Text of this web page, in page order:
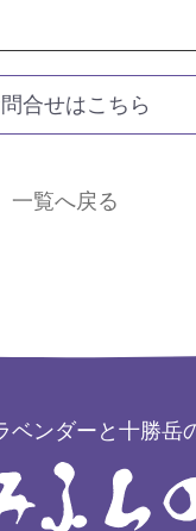
合せはこちら
一覧へ戻る
ベンダーと十勝岳